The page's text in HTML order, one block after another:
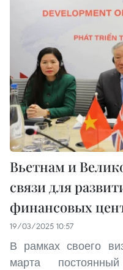
Вьетнам и
связи для
финансовых
19/03/2025 10:57
В рамках своего
марта